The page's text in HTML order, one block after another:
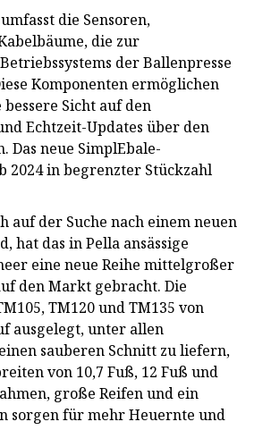
die Sensoren,
die zur
der Ballenpresse
Komponenten ermöglichen
Sicht auf den
Echtzeit-Updates über den
Das neue SimplEbale-
2024 in begrenzter Stückzahl
auf der Suche nach einem neuen
hat das in Pella ansässige
eine neue Reihe mittelgroßer
den Markt gebracht. Die
TM120 und TM135 von
ausgelegt, unter allen
sauberen Schnitt zu liefern,
von 10,7 Fuß, 12 Fuß und
große Reifen und ein
sorgen für mehr Heuernte und